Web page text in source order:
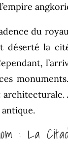
du
déserté la
: La